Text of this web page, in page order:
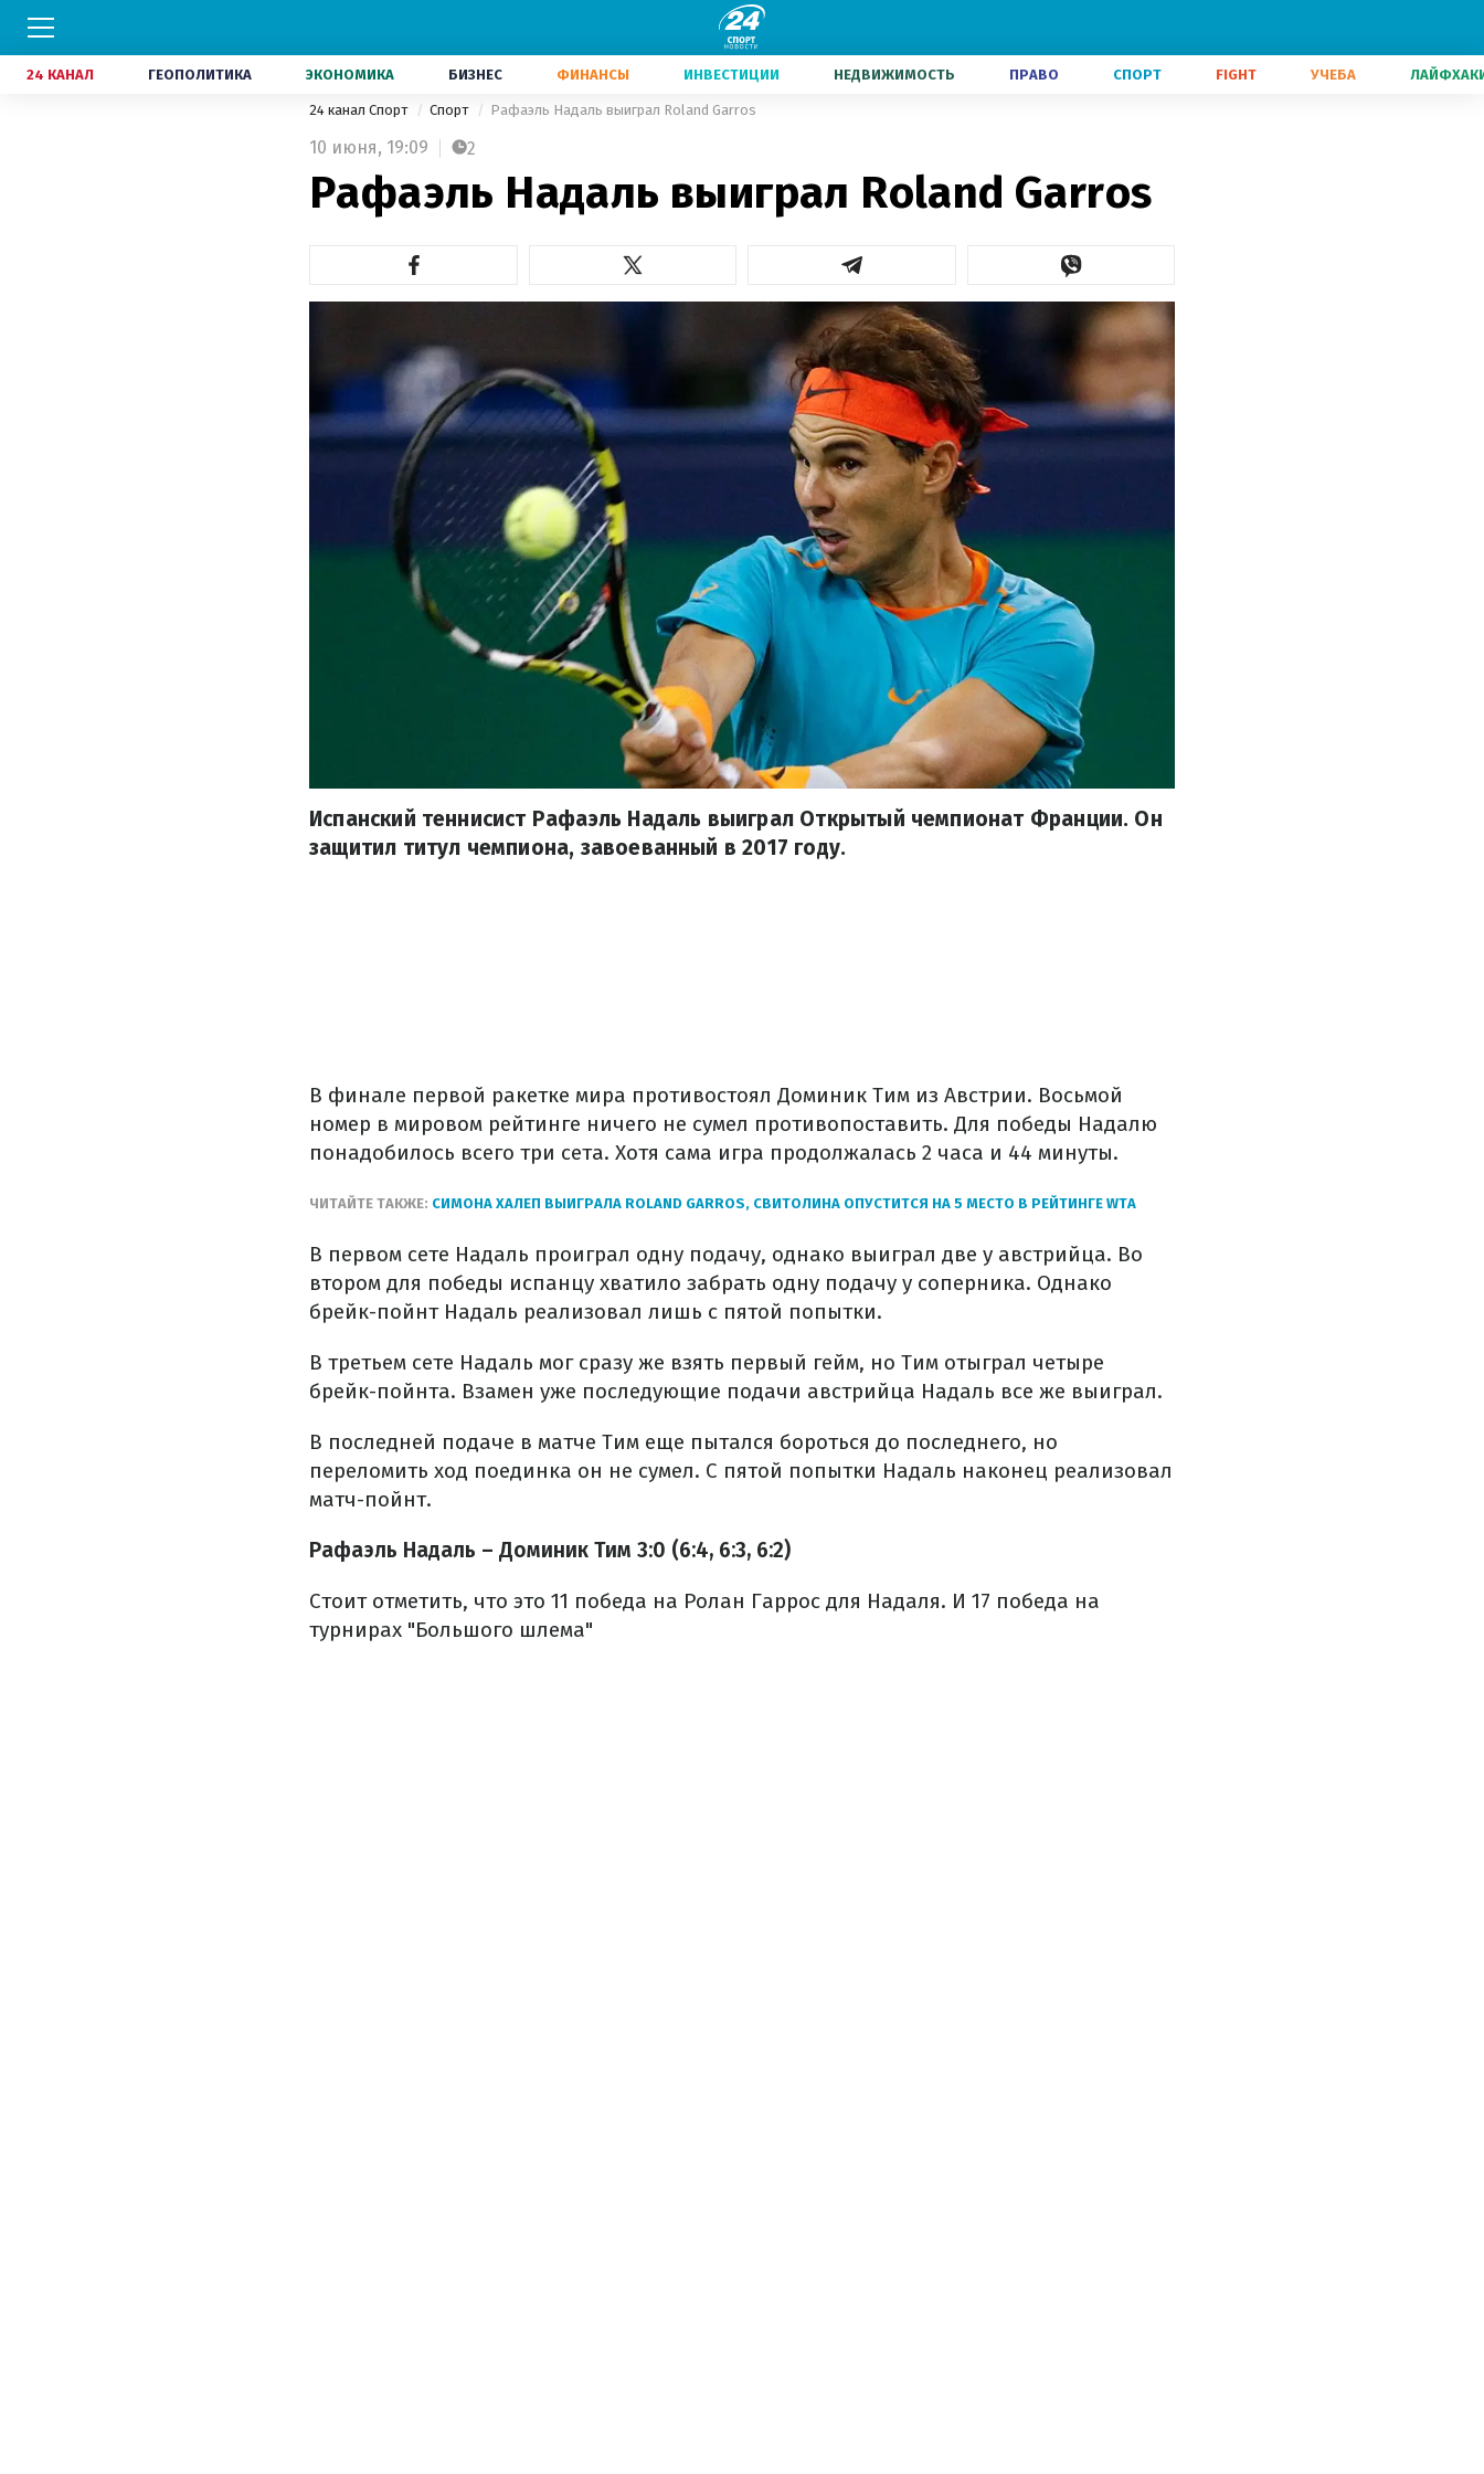
24 КАНАЛ ГЕОПОЛИТИКА ЭКОНОМИКА БИЗНЕС ФИНАНСЫ ИНВЕСТИЦИИ НЕДВИЖИМОСТЬ ПРАВО СПОРТ FIGHT УЧЕБА
24 канал Спорт Спорт Рафаэль Надаль выиграл Roland Garros
10 июня, 19:09 2
Рафаэль Надаль выиграл Roland Garros
Испанский теннисист Рафаэль Надаль выиграл Открытый чемпионат Франции. Он
защитил титул чемпиона, завоеванный в 2017 году.
В финале первой ракетке мира противостоял Доминик Тим из Австрии. Восьмой
номер в мировом рейтинге ничего не сумел противопоставить. Для победы Надалю
понадобилось всего три сета. Хотя сама игра продолжалась 2 часа и 44 минуты.
ЧИТАЙТЕ ТАКЖЕ: СИМОНА ХАЛЕП ВЫИГРАЛА ROLAND GARROS, СВИТОЛИНА ОПУСТИТСЯ НА 5 МЕСТО В РЕЙТИНГЕ WTA
В первом сете Надаль проиграл одну подачу, однако выиграл две у австрийца. Во
втором для победы испанцу хватило забрать одну подачу у соперника. Однако
брейк-пойнт Надаль реализовал лишь с пятой попытки.
В третьем сете Надаль мог сразу же взять первый гейм, но Тим отыграл четыре
брейк-пойнта. Взамен уже последующие подачи австрийца Надаль все же выиграл.
В последней подаче в матче Тим еще пытался бороться до последнего, но
переломить ход поединка он не сумел. С пятой попытки Надаль наконец реализовал
матч-пойнт.
Рафаэль Надаль – Доминик Тим 3:0 (6:4, 6:3, 6:2)
Стоит отметить, что это 11 победа на Ролан Гаррос для Надаля. И 17 победа на
турнирах "Большого шлема"